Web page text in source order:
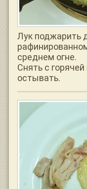
Лук поджарить
среднем огне.
Снять с
остывать.